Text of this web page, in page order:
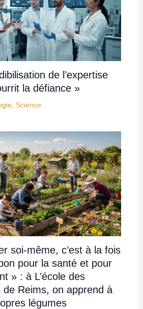
de l’expertise
la défiance »
Science
soi-même, c’est à la fois
pour la santé et pour
» : à L’école des
de Reims, on apprend à
légumes